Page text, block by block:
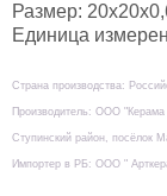
Размер:
Единица
Страна производства:
Производитель: ООО
Ступинский район, посёлок
Импортер в РБ: ООО "